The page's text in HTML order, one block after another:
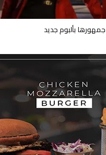
بألبوم جديد